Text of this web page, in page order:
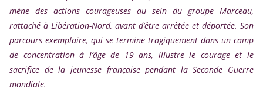
mène des actions courageuses au sein du groupe Marceau,
rattaché à Libération-Nord, avant d’être arrêtée et déportée. Son
parcours exemplaire, qui se termine tragiquement dans un camp
de concentration à l’âge de 19 ans, illustre le courage et le
sacrifice de la jeunesse française pendant la Seconde Guerre
mondiale.